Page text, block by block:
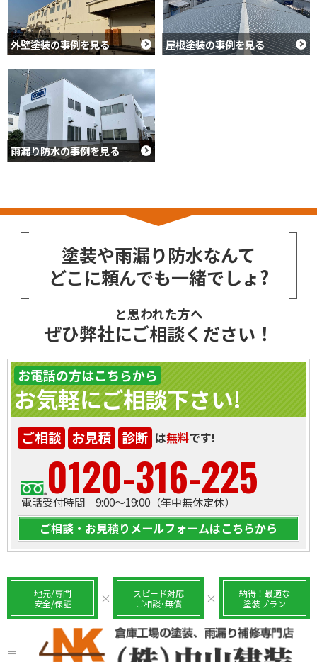
外壁塗装の事例を見る 屋根塗装の事例を見る
雨漏り防水の事例を見る
塗装や雨漏り防水なんて
どこに頼んでも一緒でしょ?
と思われた方へ
ぜひ弊社にご相談ください！
お電話の方はこちらから
お気軽にご相談下さい!
ご相談 お見積 診断 は無料です!
0120-316-225
電話受付時間 9:00～19:00（年中無休定休）
ご相談・お見積りメールフォームはこちらから
地元/専門
安全/保証
×
スピード対応
ご相談･無償
×
納得！最適な
塗装プラン
＝